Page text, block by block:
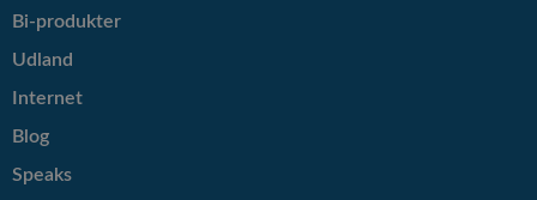
Bi-produkter
Udland
Internet
Blog
Speaks